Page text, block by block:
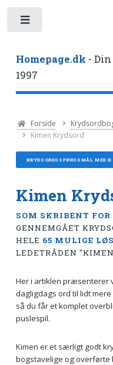
Homepage.dk -
1997
Forside
Kimen Krydsord
KRYDSORDSSPØRGSMÅL MED K
Kimen
SOM SKRIBENT FOR
GENNEMGÅET
HELE 65 MULIGE
LEDETRÅDEN
Her i artiklen præsenterer
dagligdags ord til lidt
så du får et komplet
puslespil.
Kimen er et særligt godt
bogstavelige og overførte